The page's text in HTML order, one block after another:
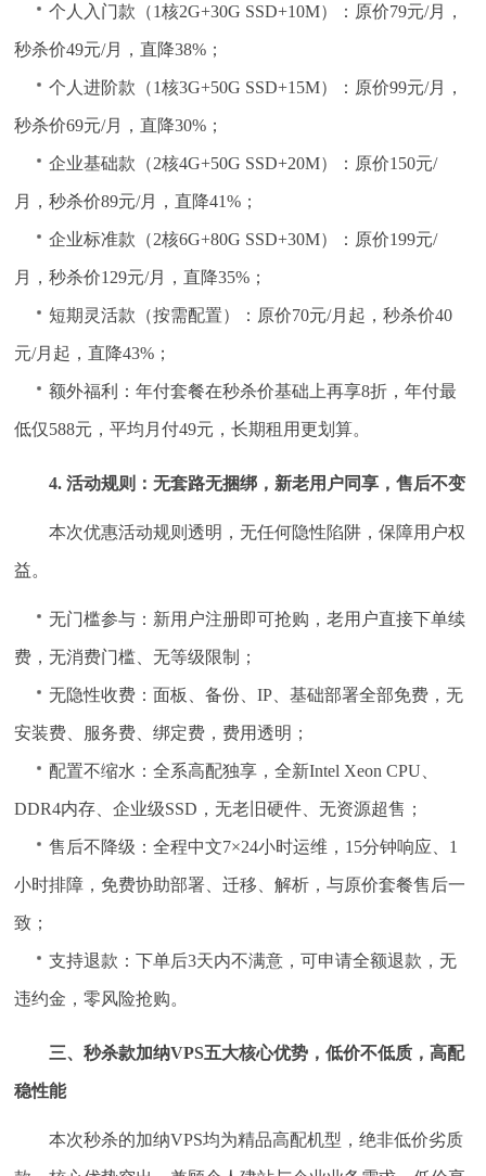
个人入门款（1核2G+30G SSD+10M）：原价79元/月，
秒杀价49元/月，直降38%；
个人进阶款（1核3G+50G SSD+15M）：原价99元/月，
秒杀价69元/月，直降30%；
企业基础款（2核4G+50G SSD+20M）：原价150元/
月，秒杀价89元/月，直降41%；
企业标准款（2核6G+80G SSD+30M）：原价199元/
月，秒杀价129元/月，直降35%；
短期灵活款（按需配置）：原价70元/月起，秒杀价40
元/月起，直降43%；
额外福利：年付套餐在秒杀价基础上再享8折，年付最
低仅588元，平均月付49元，长期租用更划算。
4. 活动规则：无套路无捆绑，新老用户同享，售后不变
本次优惠活动规则透明，无任何隐性陷阱，保障用户权
益。
无门槛参与：新用户注册即可抢购，老用户直接下单续
费，无消费门槛、无等级限制；
无隐性收费：面板、备份、IP、基础部署全部免费，无
安装费、服务费、绑定费，费用透明；
配置不缩水：全系高配独享，全新Intel Xeon CPU、
DDR4内存、企业级SSD，无老旧硬件、无资源超售；
售后不降级：全程中文7×24小时运维，15分钟响应、1
小时排障，免费协助部署、迁移、解析，与原价套餐售后一
致；
支持退款：下单后3天内不满意，可申请全额退款，无
违约金，零风险抢购。
三、秒杀款加纳VPS五大核心优势，低价不低质，高配
稳性能
本次秒杀的加纳VPS均为精品高配机型，绝非低价劣质